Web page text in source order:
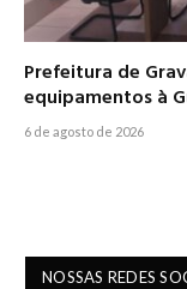
Prefeitura de
equipamentos à
6 de agosto de 2026
NOSSAS REDES